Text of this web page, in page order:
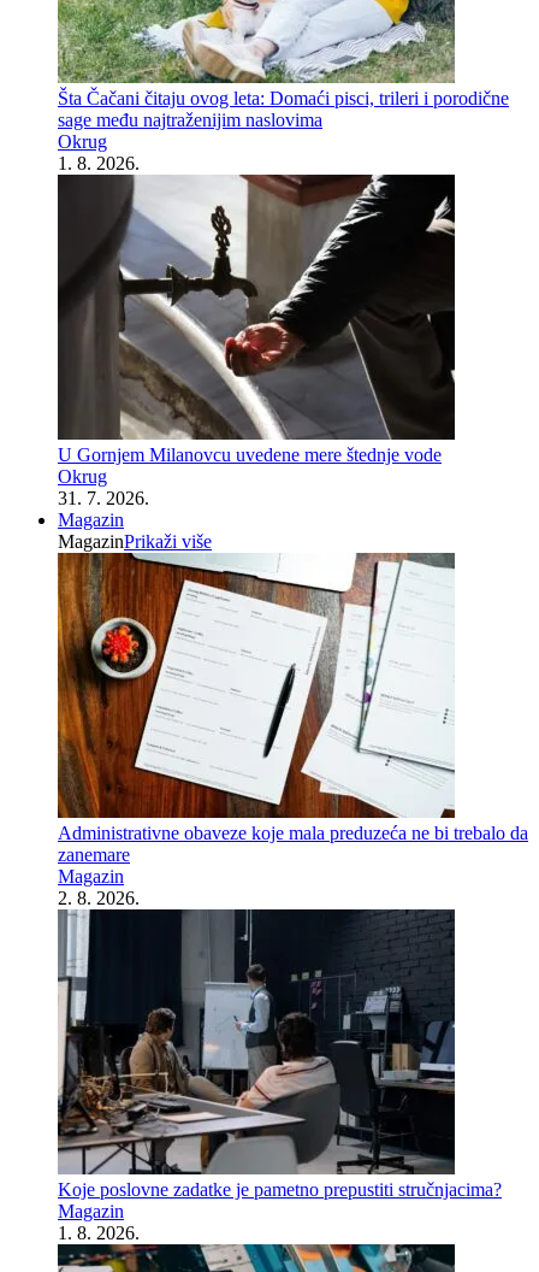
Šta Čačani čitaju ovog leta: Domaći pisci, trileri i porodične
sage među najtraženijim naslovima
Okrug
1. 8. 2026.
U Gornjem Milanovcu uvedene mere štednje vode
Okrug
31. 7. 2026.
Magazin
MagazinPrikaži više
Administrativne obaveze koje mala preduzeća ne bi trebalo da
zanemare
Magazin
2. 8. 2026.
Koje poslovne zadatke je pametno prepustiti stručnjacima?
Magazin
1. 8. 2026.